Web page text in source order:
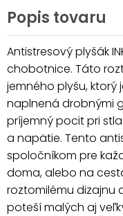
Popis tovaru
Antistresový plyšák
chobotnice. Táto
jemného plyšu, ktorý
naplnená drobnými
príjemný pocit pri
a napätie. Tento
spoločníkom pre
doma, alebo na
roztomilému dizajnu
poteší malých aj